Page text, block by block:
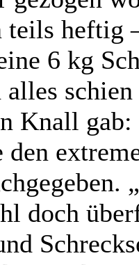
teils heftig
6 kg
Knall
doch